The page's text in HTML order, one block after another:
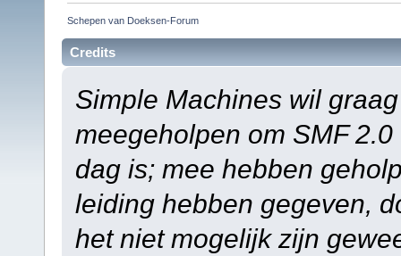
Schepen van Doeksen-Forum
Credits
Simple Machines wil
meegeholpen om SMF
dag is; mee hebben
leiding hebben gegeven,
het niet mogelijk zijn